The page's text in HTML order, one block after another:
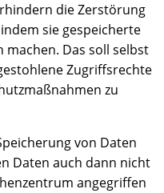
die Zerstörung
sie gespeicherte
Das soll selbst
Zugriffsrechte
zu
von Daten
Daten auch dann nicht
angegriffen